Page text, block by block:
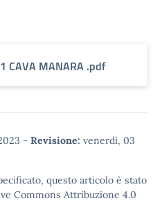
CAVA MANARA .pdf
- Revisione: venerdì, 03
questo articolo è stato
Commons Attribuzione 4.0